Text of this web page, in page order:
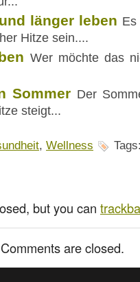
länger leben Es
Hitze sein....
Wer möchte das
Sommer Der
steigt...
, Wellness
but you can
Comments are closed.